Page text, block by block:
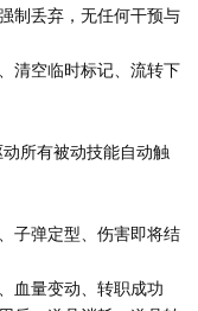
制丢弃，无任何干预与
清空临时标记、流转下
所有被动技能自动触
子弹定型、伤害即将结
血量变动、转职成功